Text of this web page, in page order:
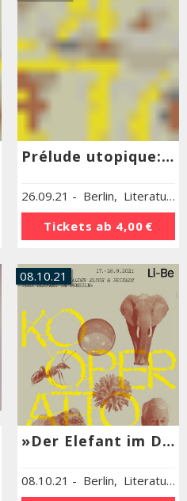
Prélude utopique: Denken nach vorn und aus dem Futur II zurück!
26.09.21 - Berlin, Literaturhaus Berlin
Tickets ab 4,00 €
08.10.21
»Der Elefant im Dunkeln«. Ausstellungsführung
08.10.21 - Berlin, Literaturhaus Berlin